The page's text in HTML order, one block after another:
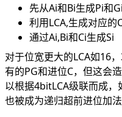
先从Ai和Bi生成Pi和Gi
利用LCA,生成对应的
通过Ai,Bi和Ci生成Si
对于位宽更大的LCA如16
有的PG和进位C，但这会
以根据4bitLCA级联而成
也被成为递归超前进位加法